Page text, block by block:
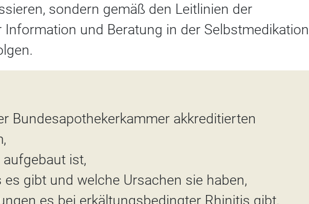
sondern gemäß den Leitlinien der
und Beratung in der Selbstmedikation
Bundesapothekerkammer akkreditierten
aufgebaut ist,
es gibt und welche Ursachen sie haben,
es bei erkältungsbedingter Rhinitis gibt,